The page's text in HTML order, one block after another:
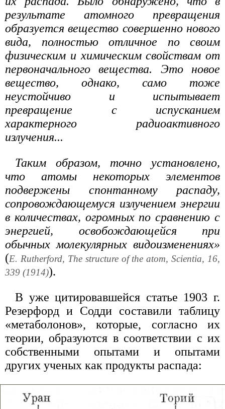
результате атомного превращения
образуется вещество совершенно нового
вида, полностью отличное по своим
физическим и химическим свойствам от
первоначального вещества. Это новое
вещество, однако, само тоже
неустойчиво и испытывает
превращение с испусканием
характерного радиоактивного
излучения...
Таким образом, точно установлено,
что атомы некоторых элементов
подвержены спонтанному распаду,
сопровождающемуся излучением энергии
в количествах, огромных по сравнению с
энергией, освобождающейся при
обычных молекулярных видоизменениях»
(E. Rutherford, The structure of the atom, Scientia, 16,
339 (1914)).
В уже цитировавшейся статье 1903 г.
Резерфорд и Содди составили таблицу
«метаболонов», которые, согласно их
теории, образуются в соответствии с их
собственными опытами и опытами
других ученых как продукты распада: